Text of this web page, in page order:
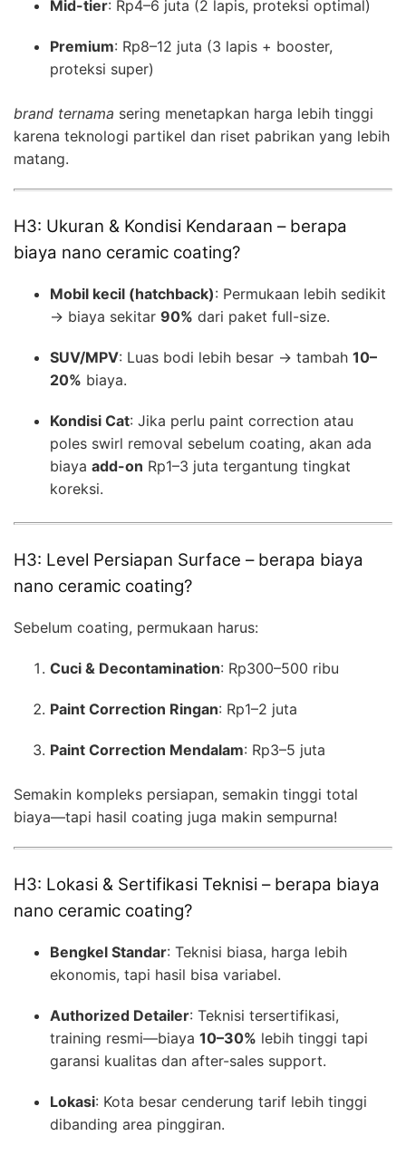
Mid-tier: Rp4–6 juta (2 lapis, proteksi optimal)
Premium: Rp8–12 juta (3 lapis + booster,
proteksi super)
brand ternama sering menetapkan harga lebih tinggi
karena teknologi partikel dan riset pabrikan yang lebih
matang.
H3: Ukuran & Kondisi Kendaraan – berapa
biaya nano ceramic coating?
Mobil kecil (hatchback): Permukaan lebih sedikit
→ biaya sekitar 90% dari paket full-size.
SUV/MPV: Luas bodi lebih besar → tambah 10–
20% biaya.
Kondisi Cat: Jika perlu paint correction atau
poles swirl removal sebelum coating, akan ada
biaya add-on Rp1–3 juta tergantung tingkat
koreksi.
H3: Level Persiapan Surface – berapa biaya
nano ceramic coating?
Sebelum coating, permukaan harus:
Cuci & Decontamination: Rp300–500 ribu
Paint Correction Ringan: Rp1–2 juta
Paint Correction Mendalam: Rp3–5 juta
Semakin kompleks persiapan, semakin tinggi total
biaya—tapi hasil coating juga makin sempurna!
H3: Lokasi & Sertifikasi Teknisi – berapa biaya
nano ceramic coating?
Bengkel Standar: Teknisi biasa, harga lebih
ekonomis, tapi hasil bisa variabel.
Authorized Detailer: Teknisi tersertifikasi,
training resmi—biaya 10–30% lebih tinggi tapi
garansi kualitas dan after-sales support.
Lokasi: Kota besar cenderung tarif lebih tinggi
dibanding area pinggiran.